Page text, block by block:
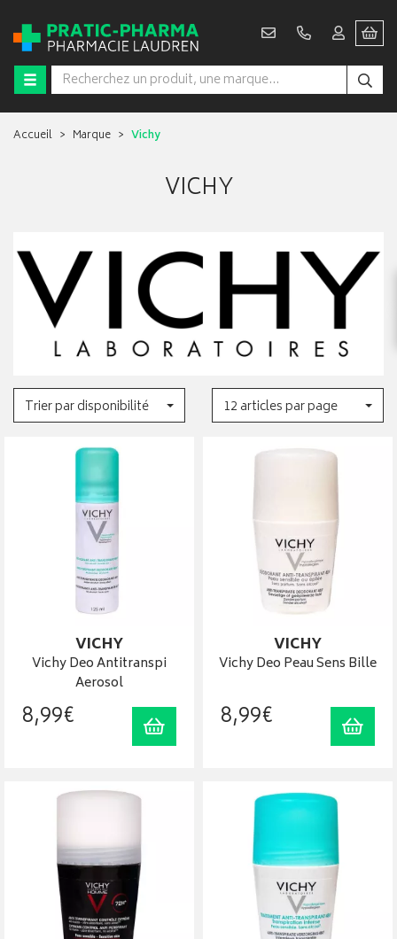
Accueil Marque Vichy
VICHY
Trier par disponibilité 12 articles par page
VICHY
Vichy Deo Antitranspi
Aerosol
8,99€ Ajouter au panier
VICHY
Vichy Deo Peau Sens Bille
8,99€